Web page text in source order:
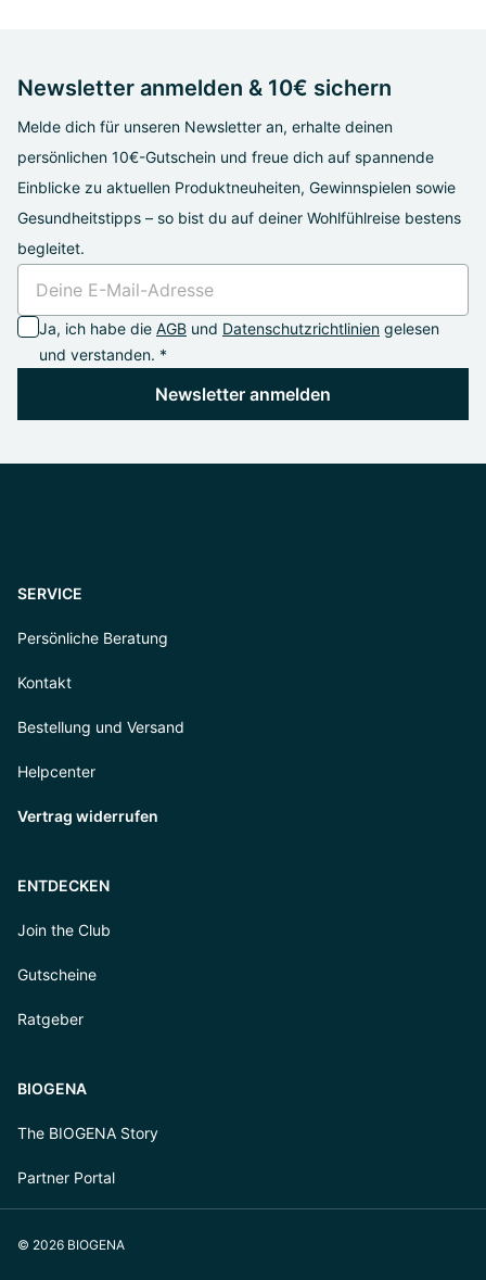
Newsletter anmelden & 10€ sichern
Melde dich für unseren Newsletter an, erhalte deinen
persönlichen 10€-Gutschein und freue dich auf spannende
Einblicke zu aktuellen Produktneuheiten, Gewinnspielen sowie
Gesundheitstipps – so bist du auf deiner Wohlfühlreise bestens
begleitet.
Ja, ich habe die AGB und Datenschutzrichtlinien gelesen
und verstanden. *
Newsletter anmelden
SERVICE
Persönliche Beratung
Kontakt
Bestellung und Versand
Helpcenter
Vertrag widerrufen
ENTDECKEN
Join the Club
Gutscheine
Ratgeber
BIOGENA
The BIOGENA Story
Partner Portal
© 2026 BIOGENA